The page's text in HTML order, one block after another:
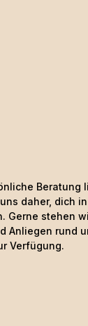
Beratung
daher, dich
Gerne stehen
Anliegen rund
Verfügung.